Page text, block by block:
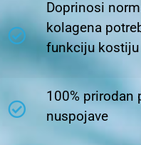
Doprinosi
kolagena
funkciju kostiju
100% prirodan
nuspojave